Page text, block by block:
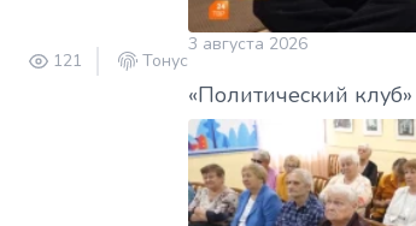
121 Тонус
3 августа 2026
«Политический